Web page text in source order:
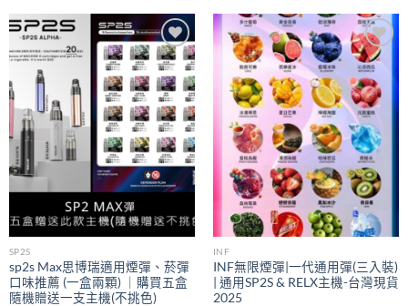
Add to
wishlist
SP2S
sp2s Max思博瑞適用煙彈、菸彈
口味推薦 (一盒兩顆) ｜購買五盒
隨機贈送一支主機(不挑色)
Add to
wishlist
INF
INF無限煙彈|一代通用彈(三入裝)
| 通用SP2S & RELX主機-台灣現貨
2025